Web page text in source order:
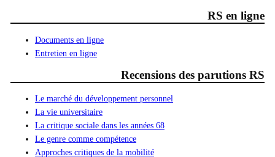
RS en ligne
Documents en ligne
Entretien en ligne
Recensions des parutions RS
Le marché du développement personnel
La vie universitaire
La critique sociale dans les années 68
Le genre comme compétence
Approches critiques de la mobilité